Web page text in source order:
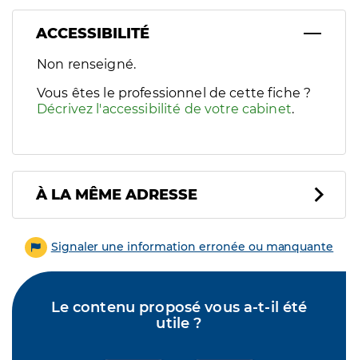
ACCESSIBILITÉ
Filtres
Sélectionnez un ou plusieurs handicaps/besoins
Non renseigné.
Vous êtes le professionnel de cette fiche ?
Décrivez l'accessibilité de votre cabinet.
À LA MÊME ADRESSE
Signaler une information erronée ou manquante
Le contenu proposé vous a-t-il été
utile ?